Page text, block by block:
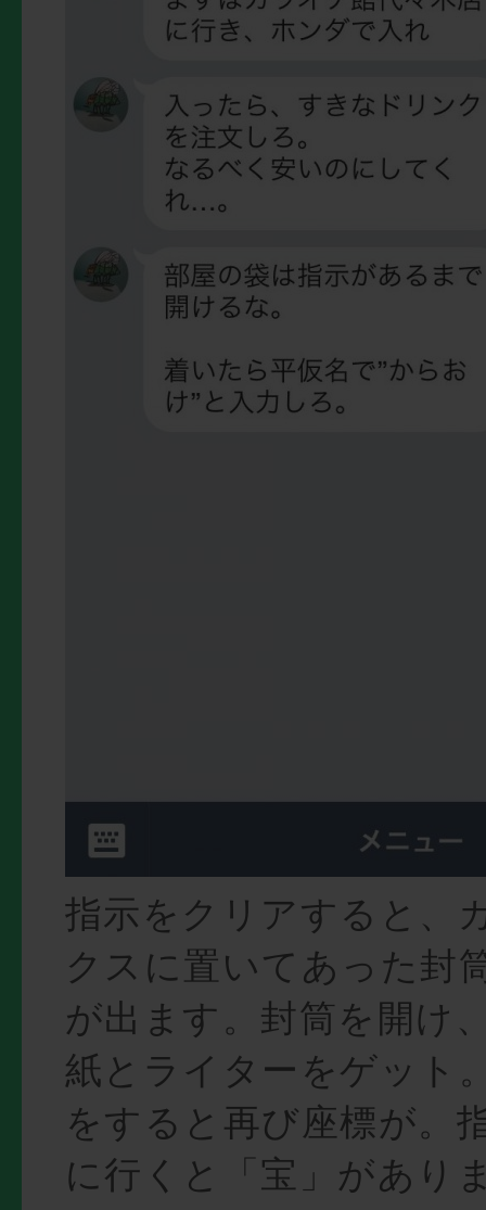
指示をクリアすると、
クスに置いてあった封
が出ます。封筒を開け
紙とライターをゲット
をすると再び座標が。
に行くと「宝」があり